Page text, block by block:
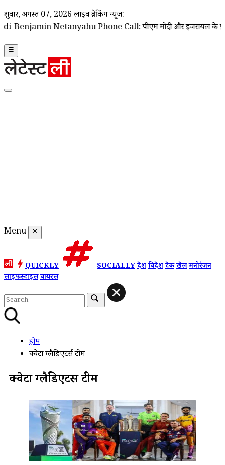
शुक्रवार, अगस्त 07, 2026 लाइव ब्रेकिंग न्यूज़:
Netanyahu Phone Call: पीएम मोदी और इजरायल के प्रधानमंत्री
☰
Menu ✕
QUICKLY SOCIALLYदेशविदेशटेकखेलमनोरंजन
लाइफस्टाइलवायरल
होम
क्वेटा ग्लैडिएटर्स टीम
क्वेटा ग्लैडिएटर्स टीम